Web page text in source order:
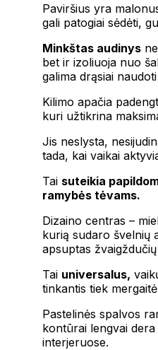
Paviršius yra
gali patogiai sėdėti,
Minkštas audinysne
bet ir izoliuoja nuo
galima drąsiai
Kilimo apačia
kuri užtikrina
Jis neslysta,
tada, kai vaikai
Tai suteikia
ramybės tėvams.
Dizaino centras –
kurią sudaro švelnių
apsuptas
Tai universalus,
tinkantis tiek
Pastelinės spalvos
kontūrai lengvai
interjeruose.